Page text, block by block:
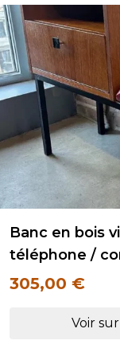
Banc en bois
téléphone /
305,00 €
Voir